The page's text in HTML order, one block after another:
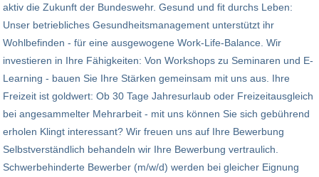
aktiv die Zukunft der Bundeswehr. Gesund und fit durchs Leben:
Unser betriebliches Gesundheitsmanagement unterstützt ihr
Wohlbefinden - für eine ausgewogene Work-Life-Balance. Wir
investieren in Ihre Fähigkeiten: Von Workshops zu Seminaren und E-
Learning - bauen Sie Ihre Stärken gemeinsam mit uns aus. Ihre
Freizeit ist goldwert: Ob 30 Tage Jahresurlaub oder Freizeitausgleich
bei angesammelter Mehrarbeit - mit uns können Sie sich gebührend
erholen Klingt interessant? Wir freuen uns auf Ihre Bewerbung
Selbstverständlich behandeln wir Ihre Bewerbung vertraulich.
Schwerbehinderte Bewerber (m/w/d) werden bei gleicher Eignung